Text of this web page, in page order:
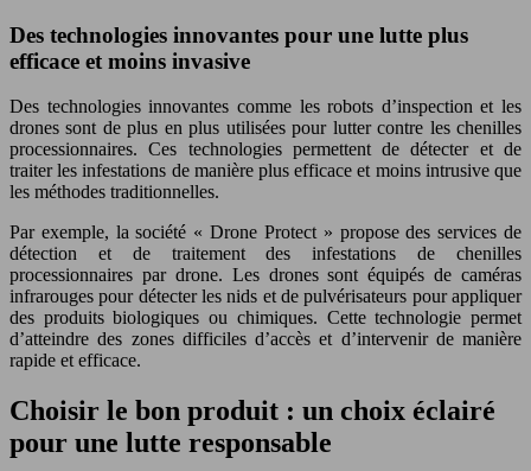
Des technologies innovantes pour une lutte plus
efficace et moins invasive
Des technologies innovantes comme les robots d’inspection et les
drones sont de plus en plus utilisées pour lutter contre les chenilles
processionnaires. Ces technologies permettent de détecter et de
traiter les infestations de manière plus efficace et moins intrusive que
les méthodes traditionnelles.
Par exemple, la société « Drone Protect » propose des services de
détection et de traitement des infestations de chenilles
processionnaires par drone. Les drones sont équipés de caméras
infrarouges pour détecter les nids et de pulvérisateurs pour appliquer
des produits biologiques ou chimiques. Cette technologie permet
d’atteindre des zones difficiles d’accès et d’intervenir de manière
rapide et efficace.
Choisir le bon produit : un choix éclairé
pour une lutte responsable